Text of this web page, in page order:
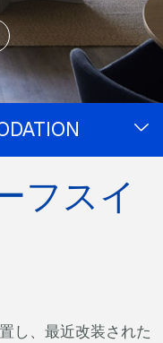
フスイ
し、最近改装された